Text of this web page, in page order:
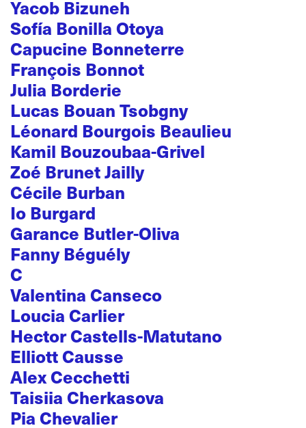
Yacob Bizuneh
Sofía Bonilla Otoya
Capucine Bonneterre
François Bonnot
Julia Borderie
Lucas Bouan Tsobgny
Léonard Bourgois Beaulieu
Kamil Bouzoubaa-Grivel
Zoé Brunet Jailly
Cécile Burban
Io Burgard
Garance Butler-Oliva
Fanny Béguély
C
Valentina Canseco
Loucia Carlier
Hector Castells-Matutano
Elliott Causse
Alex Cecchetti
Taisiia Cherkasova
Pia Chevalier